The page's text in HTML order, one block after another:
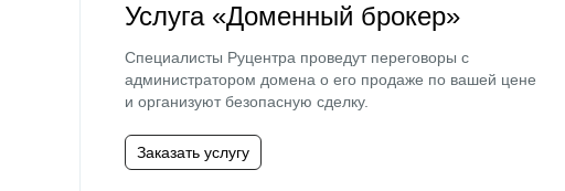
Услуга «Доменный брокер»
Специалисты Руцентра проведут переговоры с
администратором домена о его продаже по вашей цене
и организуют безопасную сделку.
Заказать услугу